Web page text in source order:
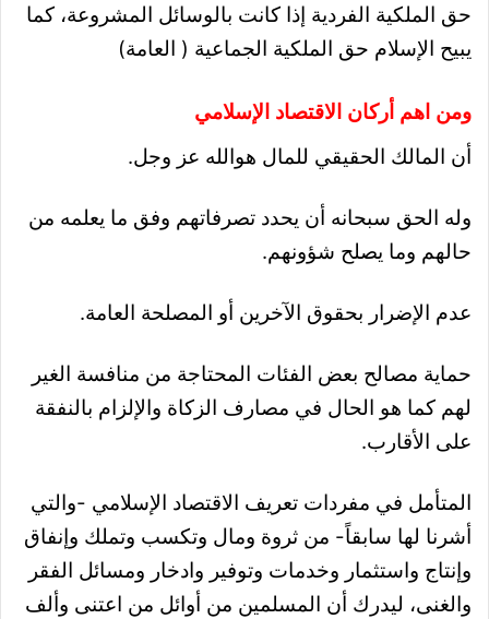
حق الملكية الفردية إذا كانت بالوسائل المشروعة، كما
يبيح الإسلام حق الملكية الجماعية ( العامة)
ومن اهم أركان الاقتصاد الإسلامي
أن المالك الحقيقي للمال هوالله عز وجل.
وله الحق سبحانه أن يحدد تصرفاتهم وفق ما يعلمه من
حالهم وما يصلح شؤونهم.
عدم الإضرار بحقوق الآخرين أو المصلحة العامة.
حماية مصالح بعض الفئات المحتاجة من منافسة الغير
لهم كما هو الحال في مصارف الزكاة والإلزام بالنفقة
على الأقارب.
المتأمل في مفردات تعريف الاقتصاد الإسلامي -والتي
أشرنا لها سابقاً- من ثروة ومال وتكسب وتملك وإنفاق
وإنتاج واستثمار وخدمات وتوفير وادخار ومسائل الفقر
والغنى، ليدرك أن المسلمين من أوائل من اعتنى وألف